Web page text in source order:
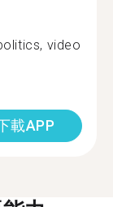
video
載APP